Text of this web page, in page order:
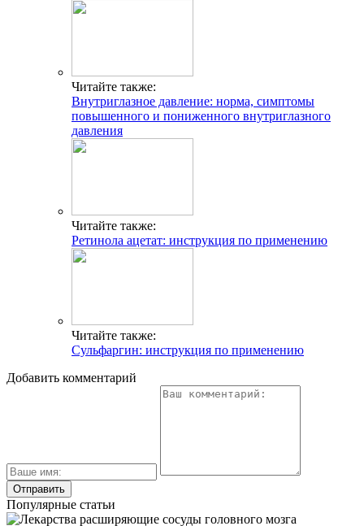
Читайте также:
Внутриглазное давление: норма, симптомы
повышенного и пониженного внутриглазного
давления
Читайте также:
Ретинола ацетат: инструкция по применению
Читайте также:
Сульфаргин: инструкция по применению
Добавить комментарий
Популярные статьи